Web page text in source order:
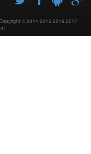
© 2014,2015,2016,2017